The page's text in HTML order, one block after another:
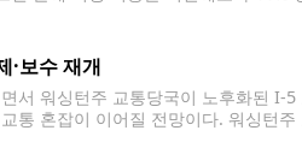
·보수 재개
서 워싱턴주 교통당국이 노후화된 I-
혼잡이 이어질 전망이다. 워싱턴주